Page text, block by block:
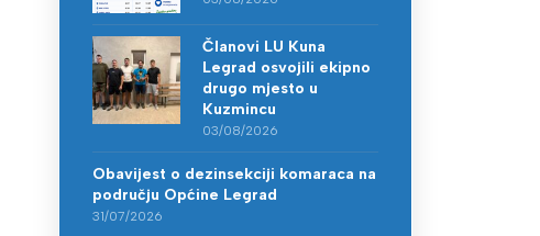
Članovi LU Kuna
Legrad osvojili ekipno
drugo mjesto u
Kuzmincu
03/08/2026
Obavijest o dezinsekciji komaraca na
području Općine Legrad
31/07/2026